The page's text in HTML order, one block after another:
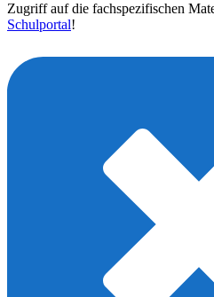
Zugriff auf die fachspezifischen
Schulportal!